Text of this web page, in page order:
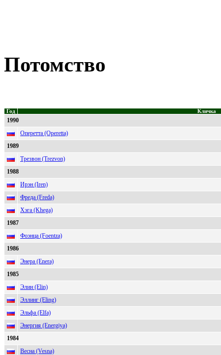
Потомство
Год Кличка
1990
Оперетта (Operetta)
1989
Трезвон (Trezvon)
1988
Ирэн (Iren)
Фреда (Freda)
Хэга (Khega)
1987
Фоэнца (Foentza)
1986
Энера (Enera)
1985
Элин (Elin)
Эллинг (Eling)
Эльфа (Elfa)
Энергия (Energiya)
1984
Весна (Vesna)